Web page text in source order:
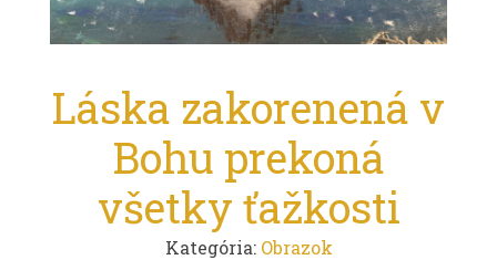
Láska zakorenená v
Bohu prekoná
všetky ťažkosti
Kategória: Obrazok